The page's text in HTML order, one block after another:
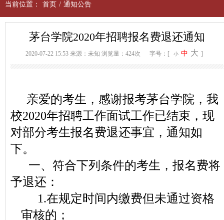
当前位置： 首页 / 通知公告
茅台学院2020年招聘报名费退还通知
2020-07-22 15:53 来源：未知 浏览量：424次 字号：[ 小 中 大 ]
亲爱的考生，感谢报考茅台学院，我
校2020年招聘工作面试工作已结束，现
对部分考生报名费退还事宜，通知如
下。
一、符合下列条件的考生，报名费将
予退还：
1.在规定时间内缴费但未通过资格
审核的；